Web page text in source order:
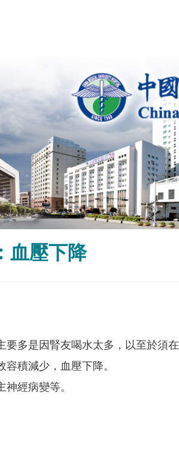
血壓下降
要多是因腎友喝水太多，以至於須
積減少，血壓下降。
經病變等。